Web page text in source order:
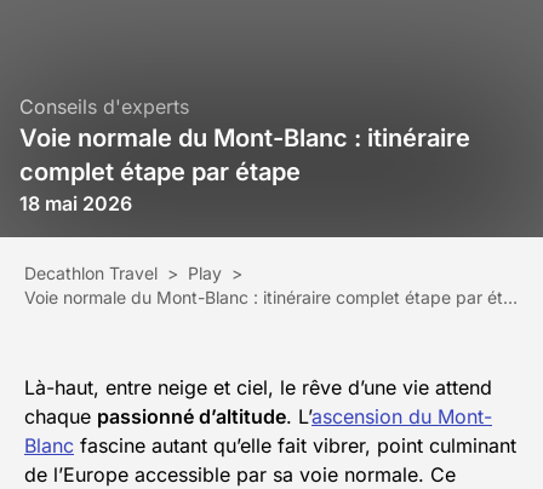
Conseils d'experts
Voie normale du Mont-Blanc : itinéraire
complet étape par étape
18 mai 2026
Decathlon Travel > Play >
Voie normale du Mont-Blanc : itinéraire complet étape par étape
Là-haut, entre neige et ciel, le rêve d’une vie attend
chaque passionné d’altitude. L’ascension du Mont-
Blanc fascine autant qu’elle fait vibrer, point culminant
de l’Europe accessible par sa voie normale. Ce